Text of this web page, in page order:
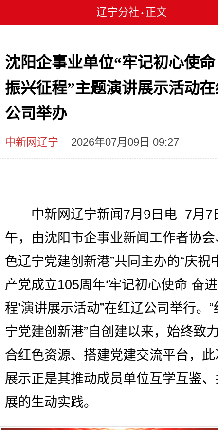
辽宁分社 • 正文
沈阳企事业单位“牢记初心使
振兴征程”主题演讲展示活动
公司举办
中新网辽宁 2026年07月09日 09:27
中新网辽宁新闻7月9日电 7月7
午，由沈阳市企事业新闻工作者协会
色辽宁党建创新港”共同主办的“庆祝
产党成立105周年‘牢记初心使命 奋
程’演讲展示活动”在红辽公司举行。
宁党建创新港”自创建以来，始终致
合红色资源、搭建党建交流平台，
展示正是其推动成员单位互学互鉴
展的生动实践。